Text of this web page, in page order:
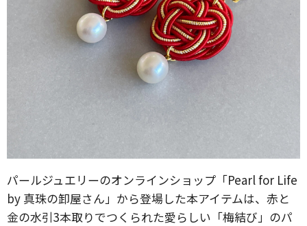
パールジュエリーのオンラインショップ「Pearl for Life
by 真珠の卸屋さん」から登場した本アイテムは、赤と
金の水引3本取りでつくられた愛らしい「梅結び」のパ